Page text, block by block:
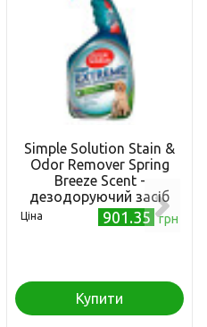
Simple Solution Stain &
Odor Remover Spring
Breeze Scent -
дезодоруючий засіб
Сімпл Солюшн для
нейтралізації запаху
Ціна 901.35 грн
Купити